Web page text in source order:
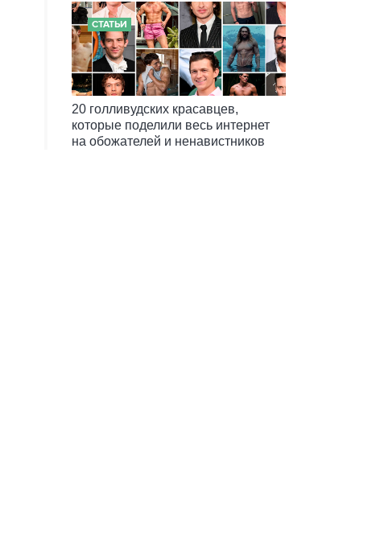
СТАТЬИ
20 голливудских красавцев,
которые поделили весь интернет
на обожателей и ненавистников